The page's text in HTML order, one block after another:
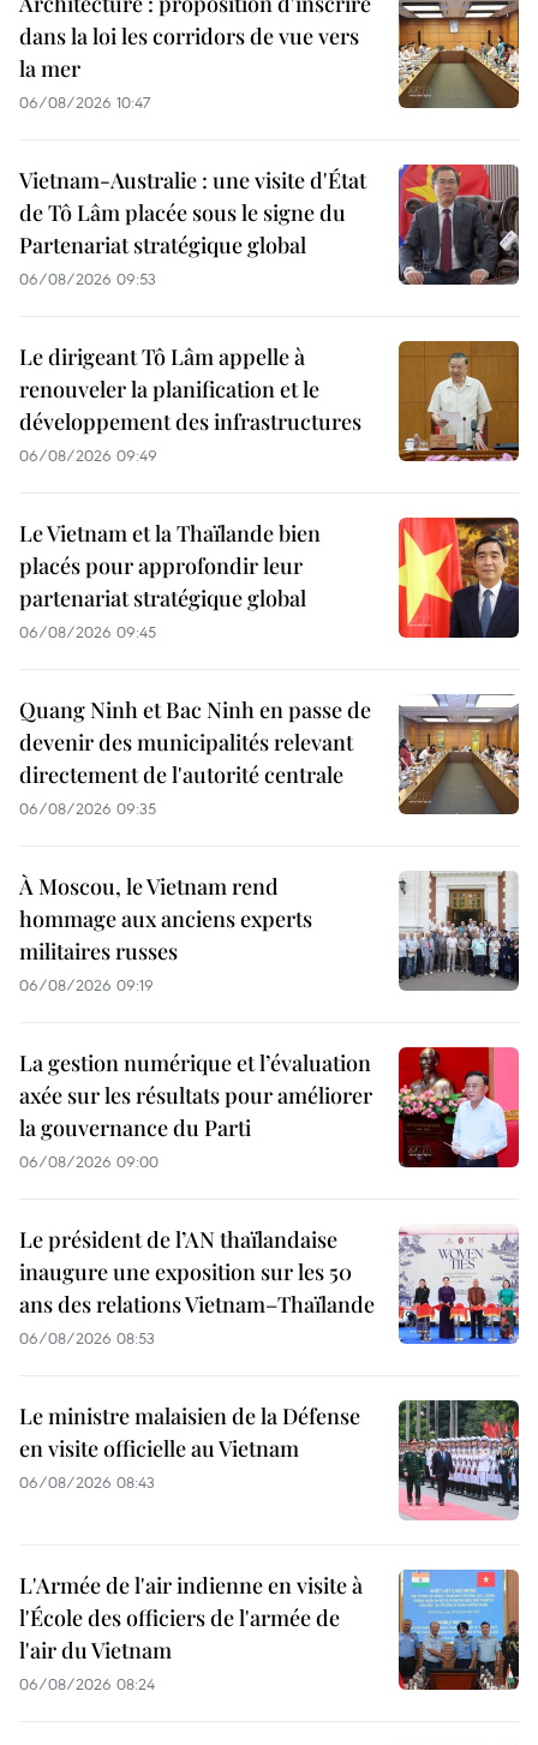
dans la loi les corridors de vue vers
la mer
06/08/2026 10:47
Vietnam-Australie : une visite d'État
de Tô Lâm placée sous le signe du
Partenariat stratégique global
06/08/2026 09:53
Le dirigeant Tô Lâm appelle à
renouveler la planification et le
développement des infrastructures
06/08/2026 09:49
Le Vietnam et la Thaïlande bien
placés pour approfondir leur
partenariat stratégique global
06/08/2026 09:45
Quang Ninh et Bac Ninh en passe de
devenir des municipalités relevant
directement de l'autorité centrale
06/08/2026 09:35
À Moscou, le Vietnam rend
hommage aux anciens experts
militaires russes
06/08/2026 09:19
La gestion numérique et l’évaluation
axée sur les résultats pour améliorer
la gouvernance du Parti
06/08/2026 09:00
Le président de l’AN thaïlandaise
inaugure une exposition sur les 50
ans des relations Vietnam–Thaïlande
06/08/2026 08:53
Le ministre malaisien de la Défense
en visite officielle au Vietnam
06/08/2026 08:43
L'Armée de l'air indienne en visite à
l'École des officiers de l'armée de
l'air du Vietnam
06/08/2026 08:24